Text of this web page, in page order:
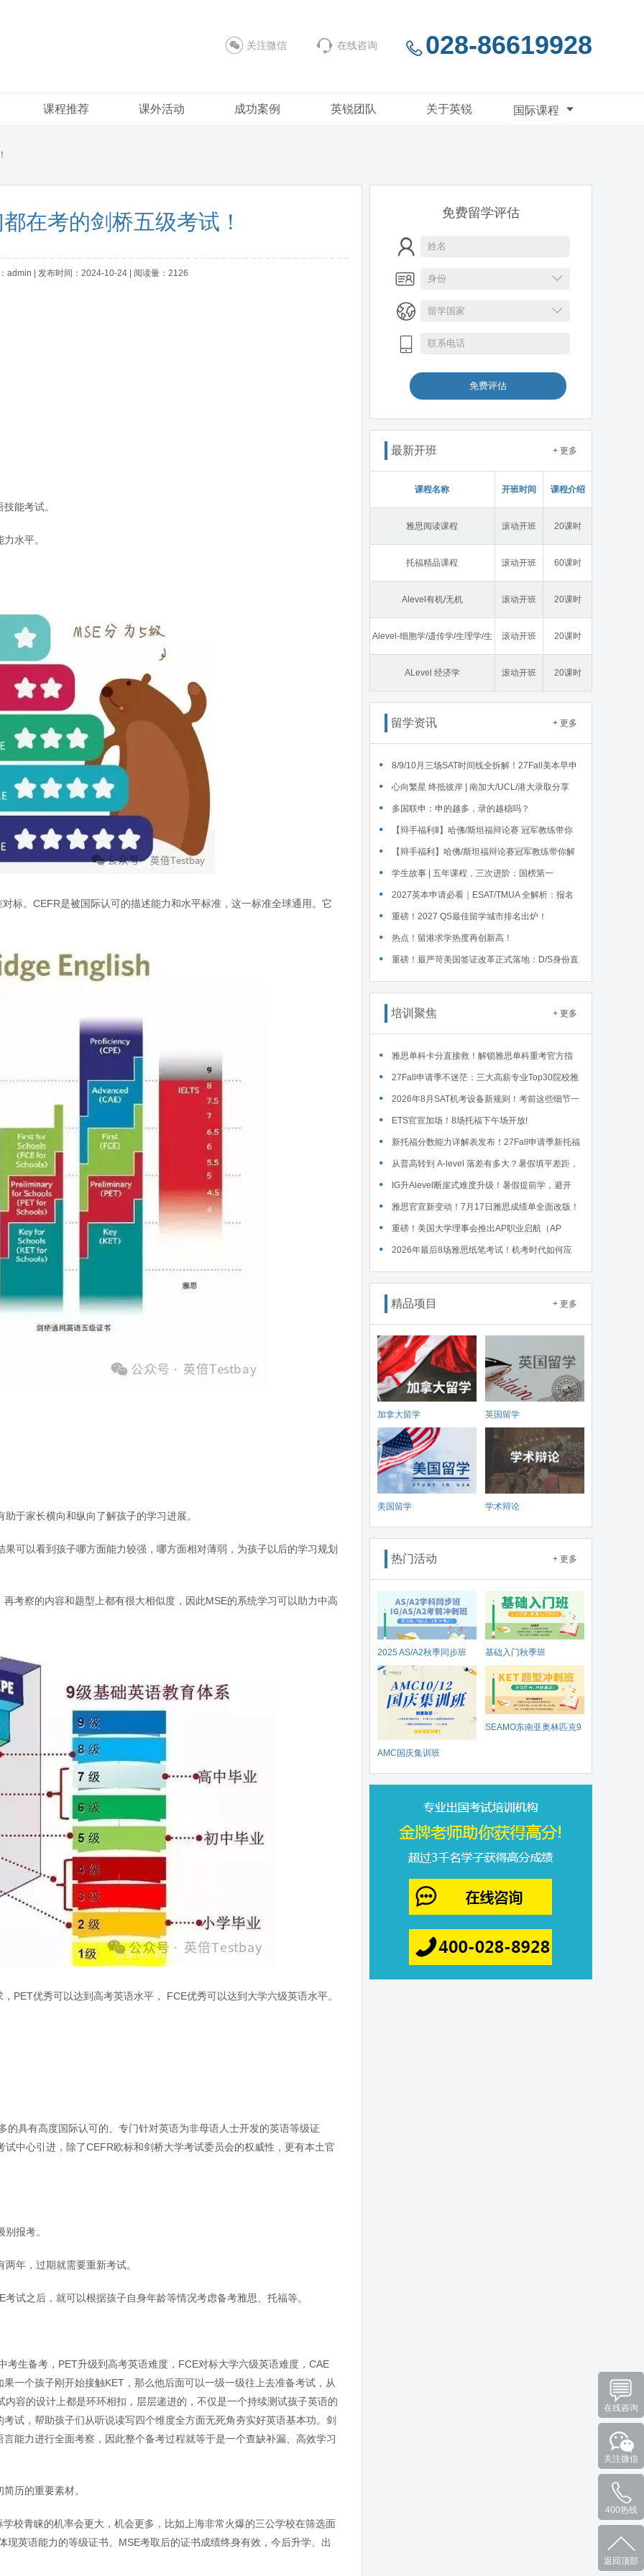
028-86619928
在线咨询
关注微信
课程推荐 课外活动 成功案例 英锐团队 关于英锐 国际课程
在考的剑桥五级考试！
admin | 发布时间：2024-10-24 | 阅读量：2126
能考试。
水平。
标。CEFR是被国际认可的描述能力和水平标准，这一标准全球通用。它
于家长横向和纵向了解孩子的学习进展。
可以看到孩子哪方面能力较强，哪方面相对薄弱，为孩子以后的学习规划
考察的内容和题型上都有很大相似度，因此MSE的系统学习可以助力中高
PET优秀可以达到高考英语水平， FCE优秀可以达到大学六级英语水平。
具有高度国际认可的、专门针对英语为非母语人士开发的英语等级证
中心引进，除了CEFR欧标和剑桥大学考试委员会的权威性，更有本土官
报考。
年，过期就需要重新考试。
试之后，就可以根据孩子自身年龄等情况考虑备考雅思、托福等。
生备考，PET升级到高考英语难度，FCE对标大学六级英语难度，CAE
一个孩子刚开始接触KET，那么他后面可以一级一级往上去准备考试，从
容的设计上都是环环相扣，层层递进的，不仅是一个持续测试孩子英语的
试，帮助孩子们从听说读写四个维度全方面无死角夯实好英语基本功。剑
能力进行全面考察，因此整个备考过程就等于是一个查缺补漏、高效学习
历的重要素材。
校青睐的机率会更大，机会更多，比如上海非常火爆的三公学校在筛选面
英语能力的等级证书。MSE考取后的证书成绩终身有效，今后升学、出
免费留学评估
免费评估
最新开班 + 更多
课程名称 开班时间 课程介绍
雅思阅读课程 滚动开班 20课时
托福精品课程 滚动开班 60课时
Alevel有机/无机 滚动开班 20课时
Alevel-细胞学/遗传学/生理学/生
态学
滚动开班 20课时
ALevel 经济学 滚动开班 20课时
留学资讯 + 更多
‌8/9/10月三场SAT时间线全拆解！27Fall美本早申
时间线盘点～
心向繁星 终抵彼岸 | 南加大/UCL/港大录取分享
多国联申：申的越多，录的越稳吗？
【辩手福利Ⅱ】哈佛/斯坦福辩论赛 冠军教练带你
解读WSDA全国赛Junior即兴辩论第二轮备稿辩题
【辩手福利】哈佛/斯坦福辩论赛冠军教练带你解
读WSDA全国赛Junior即兴辩论第一轮备稿辩题
学生故事 | 五年课程，三次进阶：国榜第一
Serena在英锐的修炼
2027英本申请必看｜ESAT/TMUA 全解析：报名
时间、题型、对应专业、报考注意
重磅！2027 QS最佳留学城市排名出炉！
热点！留港求学热度再创新高！
重磅！最严苛美国签证改革正式落地：D/S身份直
接废除，F1学签最长4年封顶 ... ...
培训聚焦 + 更多
雅思单科卡分直接救！解锁雅思单科重考官方指
南！
27Fall申请季不迷茫：三大高薪专业Top30院校雅
思要求汇总！
2026年8月SAT机考设备新规则！考前这些细节一
定要核对～
ETS官宣加场！8场托福下午场开放!
新托福分数能力详解表发布！27Fall申请季新托福
考试院校录取要求汇总！
从普高转到 A-level 落差有多大？暑假填平差距，
首考 A * 不是梦！
IG升Alevel断崖式难度升级！暑假提前学，避开
90%的升学大坑
雅思官宣新变动！7月17日雅思成绩单全面改版！
重磅！美国大学理事会推出AP职业启航（AP
Career Kickstart）新课程！
2026年最后8场雅思纸笔考试！机考时代如何应
对？
精品项目 + 更多
加拿大留学 英国留学
美国留学 学术辩论
热门活动 + 更多
2025 AS/A2秋季同步班 基础入门秋季班
AMC国庆集训班
SEAMO东南亚奥林匹克9
在线咨询
关注微信
400热线
返回顶部